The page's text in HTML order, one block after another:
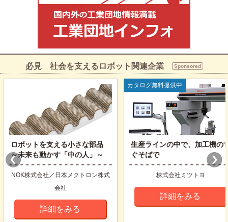
必見 社会を支えるロボット関連企業 Sponsored
ロボットを支える小さな部品
～未来も動かす「中の人」～
NOK株式会社／日本メクトロン株式
会社
詳細をみる
生産ラインの中で、加工機の
ぐそばで
株式会社ミツトヨ
詳細をみる
カタログ無料提供中